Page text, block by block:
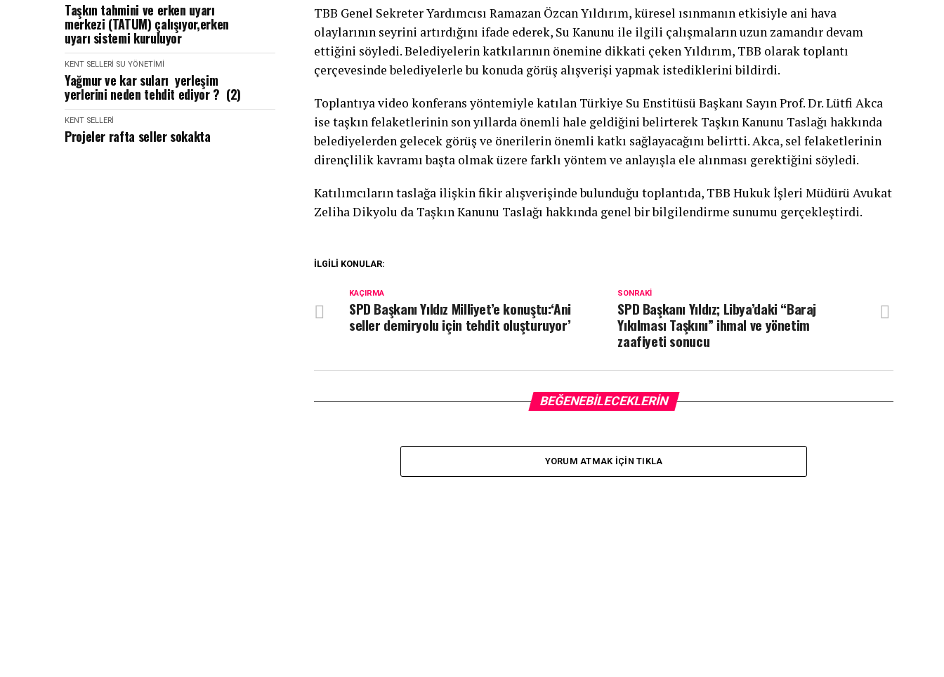
Taşkın tahmini ve erken uyarı
merkezi (TATUM) çalışıyor,erken
uyarı sistemi kuruluyor
KENT SELLERI SU YÖNETIMI
Yağmur ve kar suları yerleşim
yerlerini neden tehdit ediyor ? (2)
KENT SELLERI
Projeler rafta seller sokakta
TBB Genel Sekreter Yardımcısı Ramazan Özcan Yıldırım, küresel ısınmanın etkisiyle ani hava
olaylarının seyrini artırdığını ifade ederek, Su Kanunu ile ilgili çalışmaların uzun zamandır devam
ettiğini söyledi. Belediyelerin katkılarının önemine dikkati çeken Yıldırım, TBB olarak toplantı
çerçevesinde belediyelerle bu konuda görüş alışverişi yapmak istediklerini bildirdi.
Toplantıya video konferans yöntemiyle katılan Türkiye Su Enstitüsü Başkanı Sayın Prof. Dr. Lütfi Akca
ise taşkın felaketlerinin son yıllarda önemli hale geldiğini belirterek Taşkın Kanunu Taslağı hakkında
belediyelerden gelecek görüş ve önerilerin önemli katkı sağlayacağını belirtti. Akca, sel felaketlerinin
dirençlilik kavramı başta olmak üzere farklı yöntem ve anlayışla ele alınması gerektiğini söyledi.
Katılımcıların taslağa ilişkin fikir alışverişinde bulunduğu toplantıda, TBB Hukuk İşleri Müdürü Avukat
Zeliha Dikyolu da Taşkın Kanunu Taslağı hakkında genel bir bilgilendirme sunumu gerçekleştirdi.
İLGILI KONULAR:
SONRAKI
SPD Başkanı Yıldız; Libya’daki “Baraj
Yıkılması Taşkını” ihmal ve yönetim
zaafiyeti sonucu
KAÇIRMA
SPD Başkanı Yıldız Milliyet’e konuştu:‘Ani
seller demiryolu için tehdit oluşturuyor’
BEĞENEBILECEKLERIN
YORUM ATMAK IÇIN TIKLA